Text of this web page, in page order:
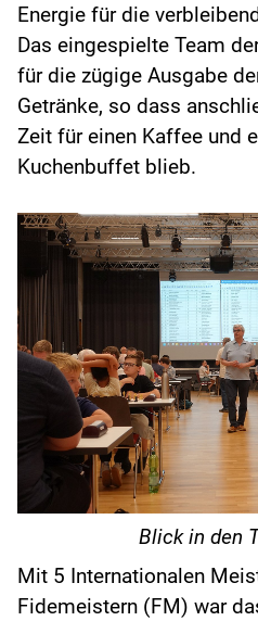
Energie für die
Das eingespielte Team
für die zügige Ausgabe
Getränke, so dass
Zeit für einen Kaffee und
Kuchenbuffet blieb.
Blick in den
Mit 5 Internationalen
Fidemeistern (FM) war